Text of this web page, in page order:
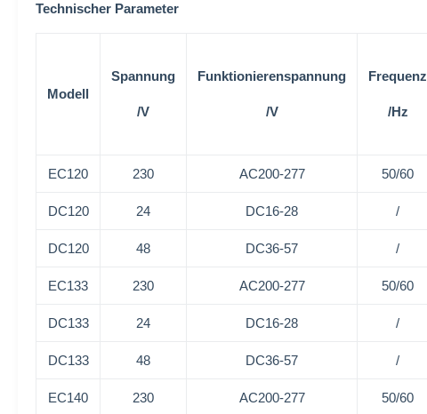
Technischer Parameter
Modell
Spannung
/V
Funktionierenspannung
/V
Frequenz
/Hz
EC120 230 AC200-277 50/60
DC120 24 DC16-28 /
DC120 48 DC36-57 /
EC133 230 AC200-277 50/60
DC133 24 DC16-28 /
DC133 48 DC36-57 /
EC140 230 AC200-277 50/60